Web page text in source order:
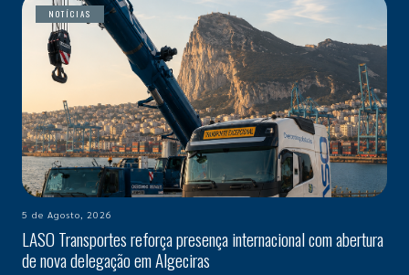
NOTÍCIAS
5 de Agosto, 2026
LASO Transportes reforça presença internacional com abertura
de nova delegação em Algeciras